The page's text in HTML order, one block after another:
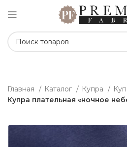
Главная Каталог Купра
Купра плательная «ночное